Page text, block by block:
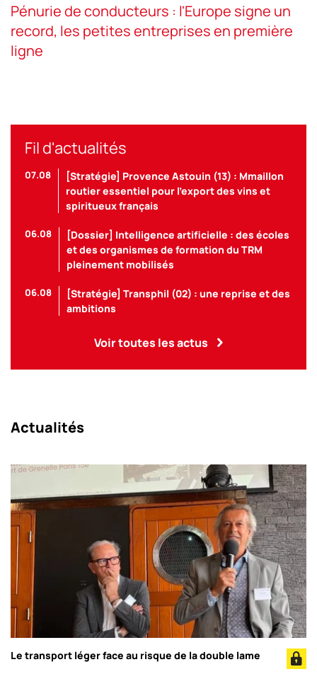
Pénurie de conducteurs : l'Europe signe un
record, les petites entreprises en première
ligne
Fil d'actualités
07.08
[Stratégie] Provence Astouin (13) : Mmaillon
routier essentiel pour l’export des vins et
spiritueux français
06.08
[Dossier] Intelligence artificielle : des écoles
et des organismes de formation du TRM
pleinement mobilisés
06.08
[Stratégie] Transphil (02) : une reprise et des
ambitions
Voir toutes les actus
Actualités
Le transport léger face au risque de la double lame